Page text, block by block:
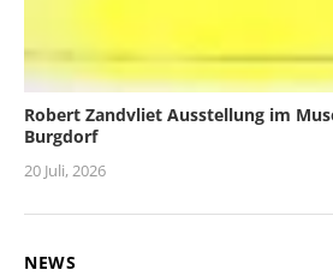
Robert Zandvliet Ausstellung im
Burgdorf
20 Juli, 2026
NEWS